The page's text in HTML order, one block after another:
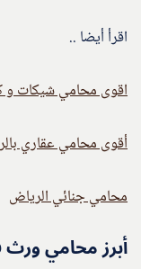
اقرأ أيضا ..
اقوى محامي شيكات و
أقوى محامي عقاري
محامي جنائي الرياض
أبرز محامي